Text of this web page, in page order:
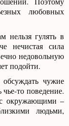
любовных
нельзя гулять в
нечистая сила
недовольную
подойти.
чужие
то поведение.
окружающими –
людьми,